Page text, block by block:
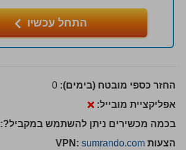
התחל עכשיו
החזר כספי מובטח (בימים): 0
אפליקציית מובייל:
בכמה מכשירים ניתן להשתמש במקביל?:
הצעות VPN: sumrando.com